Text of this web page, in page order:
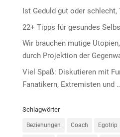
Ist Geduld gut oder schlecht,
22+ Tipps für gesundes
Wir brauchen mutige
durch Projektion der
Viel Spaß: Diskutieren mit
Fanatikern, Extremisten und
Schlagwörter
Beziehungen Coach Egotrip